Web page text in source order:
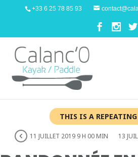
+33 6 25 78 85 93
THIS IS A REPEATING
11 JUILLET 2019 9 H 00 MIN 13